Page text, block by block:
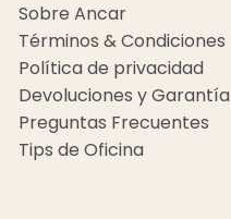
Sobre Ancar
Términos & Condiciones
Política de privacidad
Devoluciones y Garantía
Preguntas Frecuentes
Tips de Oficina